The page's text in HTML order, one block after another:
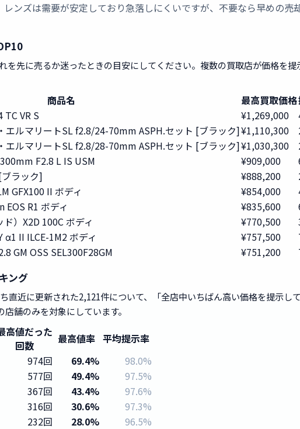
ンズは需要が安定しており急落しにくいですが、不要なら早めの売
を先に売るか迷ったときの目安にしてください。複数の買取店が価格を
商品名 最高買取価格
VR S ¥1,269,000
エルマリートSL f2.8/24-70mm ASPH.セット [ブラック]¥1,110,300
エルマリートSL f2.8/28-70mm ASPH.セット [ブラック]¥1,030,300
F2.8 L IS USM ¥909,000
ラック] ¥888,200
GFX100 II ボディ ¥854,000
EOS R1 ボディ ¥835,600
）X2D 100C ボディ ¥770,500
α1 II ILCE-1M2 ボディ ¥757,500
GM OSS SEL300F28GM ¥751,200
ング
直近に更新された2,121件について、「全店中いちばん高い価格を提示
舗のみを対象にしています。
高値だった
回数
最高値率 平均提示率
974回 69.4%
98.0%
577回 49.4%
97.5%
367回 43.4%
97.6%
316回 30.6%
97.3%
232回 28.0%
96.5%